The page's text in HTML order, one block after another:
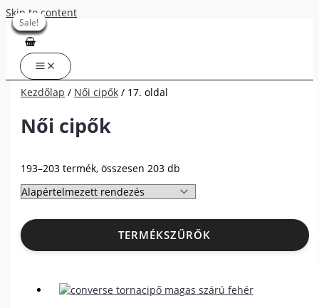
Skip to content
Kezdőlap / Női cipők / 17. oldal
Női cipők
193–203 termék, összesen 203 db
TERMÉKSZŰRŐK
Sale!
Sale!
Sale!
Sale!
Sale!
Sale!
Sale!
Sale!
Sale!
Sale!